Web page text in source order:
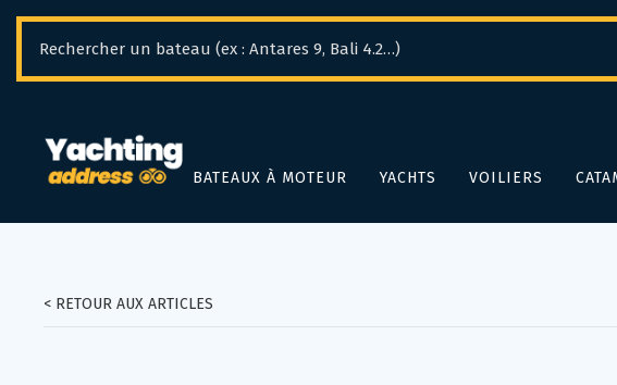
BATEAUX À MOTEUR YACHTS VOILIERS
< RETOUR AUX ARTICLES
Panneau de gestion des cookies